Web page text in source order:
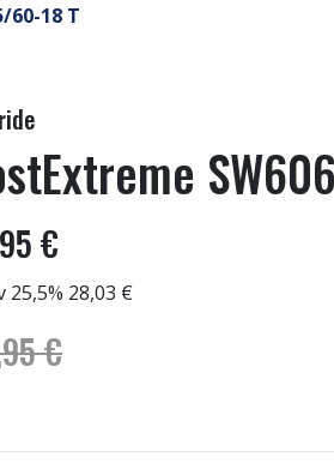
60-18 T
€
25,5% 28,03 €
€